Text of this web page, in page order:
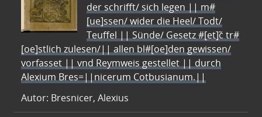
der schrifft/ sich legen || m#
[ue]ssen/ wider die Heel/ Todt/
Teuffel || Sünde/ Gesetz #[et]c̃ tr#
[oe]stlich zulesen/|| allen bl#[oe]den gewissen/
vorfasset || vnd Reymweis gestellet || durch
Alexium Bres=||nicerum Cotbusianum.||
Autor: Bresnicer, Alexius